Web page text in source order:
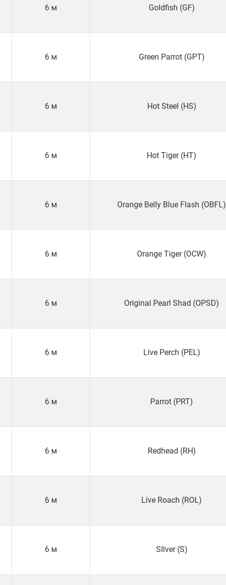
6 м Goldfish (GF)
6 м Green Parrot (GPT)
6 м Hot Steel (HS)
6 м Hot Tiger (HT)
6 м Orange Belly Blue Flash (OBFL)
6 м Orange Tiger (OCW)
6 м Original Pearl Shad (OPSD)
6 м Live Perch (PEL)
6 м Parrot (PRT)
6 м Redhead (RH)
6 м Live Roach (ROL)
6 м SIlver (S)